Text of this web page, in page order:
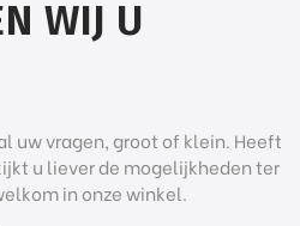
WIJ U
uw vragen, groot of klein. Heeft
u liever de mogelijkheden ter
in onze winkel.